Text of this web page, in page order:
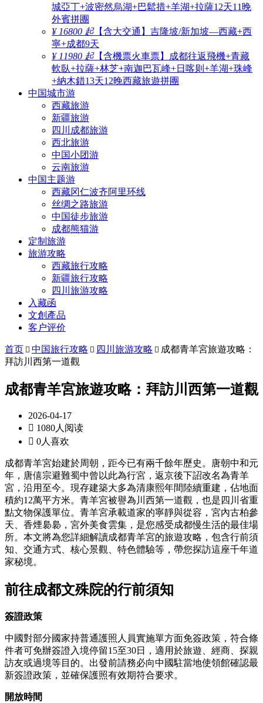
城亞丁+波密然烏湖+巴鬆措+羊湖+拉薩12天11晚
外賓拼團
¥ 16800 起【含大交通】吉隆坡/新加坡—西藏+西
寧+成都9天
¥ 11980 起【含機票火車票】成都往返飛機+青藏
軟臥+拉薩+林芝+南迦巴瓦峰+日喀则+羊湖+珠峰
+納木錯13天12晚西藏旅遊拼團
中国城市游
西藏旅游
新疆旅游
四川成都旅游
西北旅游
中国小团游
云南旅游
中国主题游
西藏冈仁波齐阿里环线
丝绸之路旅游
中国徒步旅游
成都熊猫游
定制旅游
旅游攻略
西藏旅行攻略
新疆旅行攻略
四川旅游攻略
入藏函
文創產品
客户评价
首页  中国旅行攻略  四川旅游攻略  成都青羊宮旅遊攻略：
拜訪川西第一道觀
成都青羊宮旅遊攻略：拜訪川西第一道觀
2026-04-17
 1080人阅读
 0人喜欢
成都青羊宮始建於周朝，距今已有兩千餘年歷史。唐朝中和元
年，唐僖宗避難蜀中曾以此為行宮，返京後下詔改名為青羊
宮，沿用至今。現存建築大多為清康熙年間陸續重建，佔地面
積約12萬平方米。青羊宮被譽為川西第一道觀，也是四川省重
點文物保護單位。青羊宮承載道家的寧靜與從容，宮內古柏參
天、香煙裊裊，宮外美食雲集，是您感受成都慢生活的最佳場
所。本文將為您詳細解讀成都青羊宮的旅遊攻略，包含行前須
知、交通方式、核心景觀、特色體驗等，帶您探訪這座千年道
家秘境。
前往成都文殊院的行前須知
簽證政策
中國對部分國家持普通護照人員實施單方面免簽政策，符合條
件者可免辦簽證入境停留15至30日，適用於旅遊、經商、探親
訪友或過境等目的。出發前請務必向中國駐當地使領館確認最
新簽證政策，並確保護照有效期符合要求。
開放時間